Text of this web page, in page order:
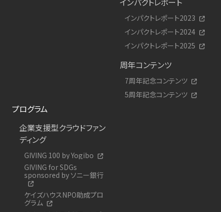
インパクトレポート2023
インパクトレポート2024
インパクトレポート2025
周年コンテンツ
7周年記念コンテンツ
5周年記念コンテンツ
プログラム
企業支援型クラウドファン
ディング
GIVING 100 by Yogibo
GIVING for SDGs
sponsored by ソニー銀行
ケイズハウスNPO助成プロ
グラム